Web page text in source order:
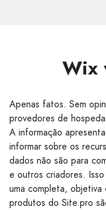
Wix
Apenas fatos. Sem
provedores de
A informação
informar sobre os
dados não são para
e outros criadores.
uma completa,
produtos do Site.pro